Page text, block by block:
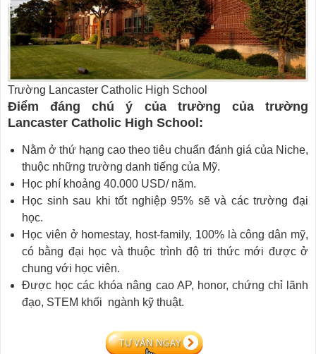
Trường Lancaster Catholic High School
Điểm đáng chú ý của trường của trường
Lancaster Catholic High School:
Nằm ở thứ hạng cao theo tiêu chuẩn đánh giá của Niche,
thuộc những trường danh tiếng của Mỹ.
Học phí khoảng 40.000 USD/ năm.
Học sinh sau khi tốt nghiệp 95% sẽ và các trường đại
học.
Học viên ở homestay, host-family, 100% là công dân mỹ,
có bằng đại học và thuộc trình độ tri thức mới được ở
chung với học viên.
Được học các khóa nâng cao AP, honor, chứng chỉ lãnh
đạo, STEM khối ngành kỹ thuật.